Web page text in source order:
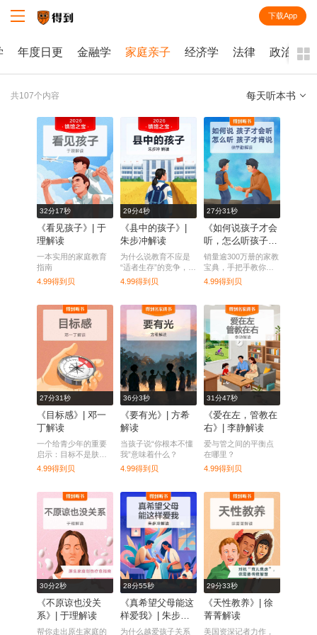
下载App
年度日更 金融学 家庭亲子 经济学 法律 政治学
共107个内容 每天听本书
全部
课程
每天听本书
32分17秒
《看见孩子》| 于
理解读
一本实用的家庭教育
指南
4.99得到贝
29分4秒
《县中的孩子》|
朱步冲解读
为什么说教育不应是
“适者生存”的竞争，而
应该给孩子以希望？
4.99得到贝
27分31秒
《如何说孩子才会
听，怎么听孩子才
肯说》| 徐学勤解
读
销量逾300万册的家教
宝典，手把手教你跟
孩子沟通的方法，让
你和孩子亲密无间。
4.99得到贝
27分31秒
《目标感》| 邓一
丁解读
一个给青少年的重要
启示：目标不是肤浅
的兴趣和利益，而是
4.99得到贝
36分3秒
《要有光》| 方希
解读
当孩子说“你根本不懂
我”意味着什么？
4.99得到贝
31分47秒
《爱在左，管教在
右》| 李静解读
爱与管之间的平衡点
在哪里？
4.99得到贝
30分2秒
《不原谅也没关
系》| 于理解读
帮你走出原生家庭的
28分55秒
《真希望父母能这
样爱我》| 朱步冲
解读
为什么越爱孩子关系
29分33秒
《天性教养》| 徐
菁菁解读
美国资深记者力作，